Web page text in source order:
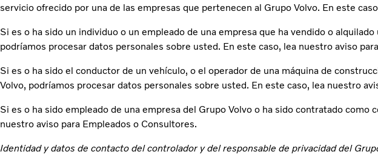
servicio ofrecido por una de las empresas que pertenecen al Grupo Volvo. En este
Si es o ha sido un individuo o un empleado de una empresa que ha vendido o
podríamos procesar datos personales sobre usted. En este caso, lea nuestro aviso
Si es o ha sido el conductor de un vehículo, o el operador de una máquina de
Volvo, podríamos procesar datos personales sobre usted. En este caso, lea nuestro
Si es o ha sido empleado de una empresa del Grupo Volvo o ha sido contratado
nuestro aviso para Empleados o Consultores.
Identidad y datos de contacto del controlador y del responsable de privacidad del